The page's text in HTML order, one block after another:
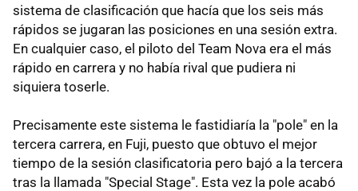
sistema de clasificación que hacía que los seis más
rápidos se jugaran las posiciones en una sesión extra.
En cualquier caso, el piloto del Team Nova era el más
rápido en carrera y no había rival que pudiera ni
siquiera toserle.
Precisamente este sistema le fastidiaría la "pole" en la
tercera carrera, en Fuji, puesto que obtuvo el mejor
tiempo de la sesión clasificatoria pero bajó a la tercera
tras la llamada "Special Stage". Esta vez la pole acabó